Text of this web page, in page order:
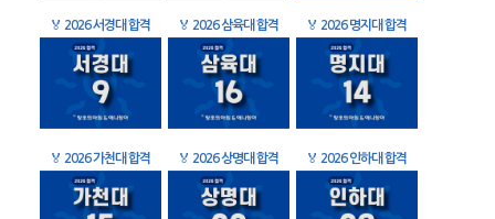
🏅 2026 서경대 합격 🏅 2026 삼육대 합격 🏅 2026 명지대 합격
🏅 2026 가천대 합격 🏅 2026 상명대 합격 🏅 2026 인하대 합격